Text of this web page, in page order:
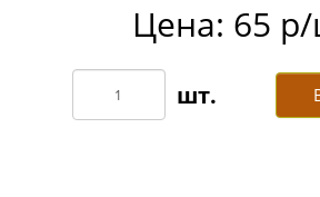
Цена: 65